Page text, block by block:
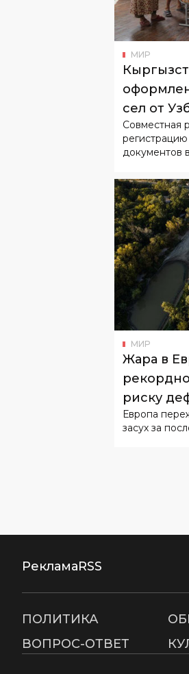
МИР
сел от
Совместная
документов
МИР
Жара в
риску
Европа
засух за
РекламаRSS
ПОЛИТИКА
ВОПРОС-ОТВЕТ